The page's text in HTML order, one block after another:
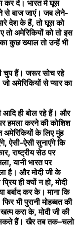
कर दें। भारत में घूस
से बाज जाएं। जब लेने-
देश के हैं, तो घूस को
तो अमेरिकियों को तो इस
कुछ ख्याल तो उन्हें भी
चुप हैं। जरूर सोच रहे
अमेरिकियों से प्यार का
आदि ही बोल रहे हैं। और
हमला करने की कोशिश
अमेरिकियों के लिए मुंह
ऐसी-ऐसी सुनाएंगे कि
राष्ट्रीय सेठ पर
यानी भारत पर
है। और मोदी जी के
ही क्यों न हो, मोदी
बर्बाद कर के। माना कि
भी पुरानी मोहब्बत की
करा के, मोदी जी की
सकते हैं। खैर तब तक–चलो